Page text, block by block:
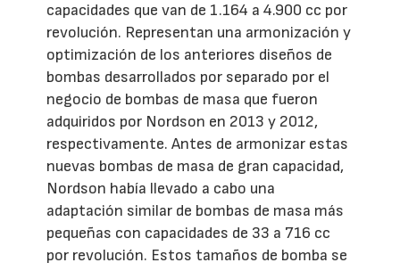
capacidades que van de 1.164 a 4.900 cc por
revolución. Representan una armonización y
optimización de los anteriores diseños de
bombas desarrollados por separado por el
negocio de bombas de masa que fueron
adquiridos por Nordson en 2013 y 2012,
respectivamente. Antes de armonizar estas
nuevas bombas de masa de gran capacidad,
Nordson había llevado a cabo una
adaptación similar de bombas de masa más
pequeñas con capacidades de 33 a 716 cc
por revolución. Estos tamaños de bomba se